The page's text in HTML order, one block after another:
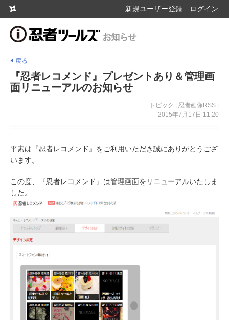
新規ユーザー登録 ログイン
戻る
『忍者レコメンド』プレゼントあり＆管理画
面リニューアルのお知らせ
トピック | 忍者画像RSS |
2015年7月17日 11:20
平素は『忍者レコメンド』をご利用いただき誠にありがとうござ
います。
この度、『忍者レコメンド』は管理画面をリニューアルいたしま
した。